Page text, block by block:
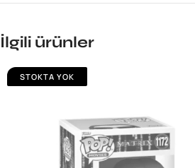
İlgili ürünler
STOKTA YOK